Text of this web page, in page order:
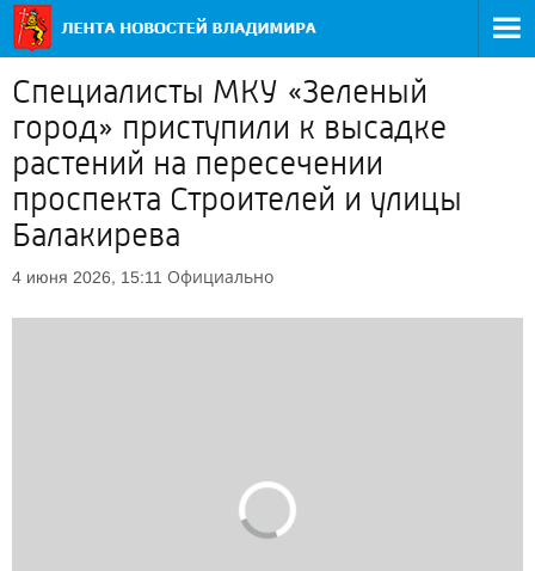
Специалисты МКУ «Зеленый
город» приступили к высадке
растений на пересечении
проспекта Строителей и улицы
Балакирева
4 июня 2026, 15:11 Официально